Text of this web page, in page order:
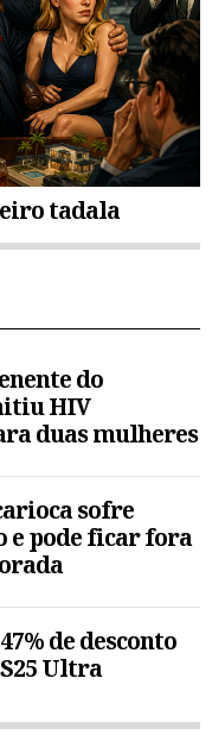
tadala
do
HIV
duas mulheres
sofre
e pode ficar fora
de desconto
Ultra